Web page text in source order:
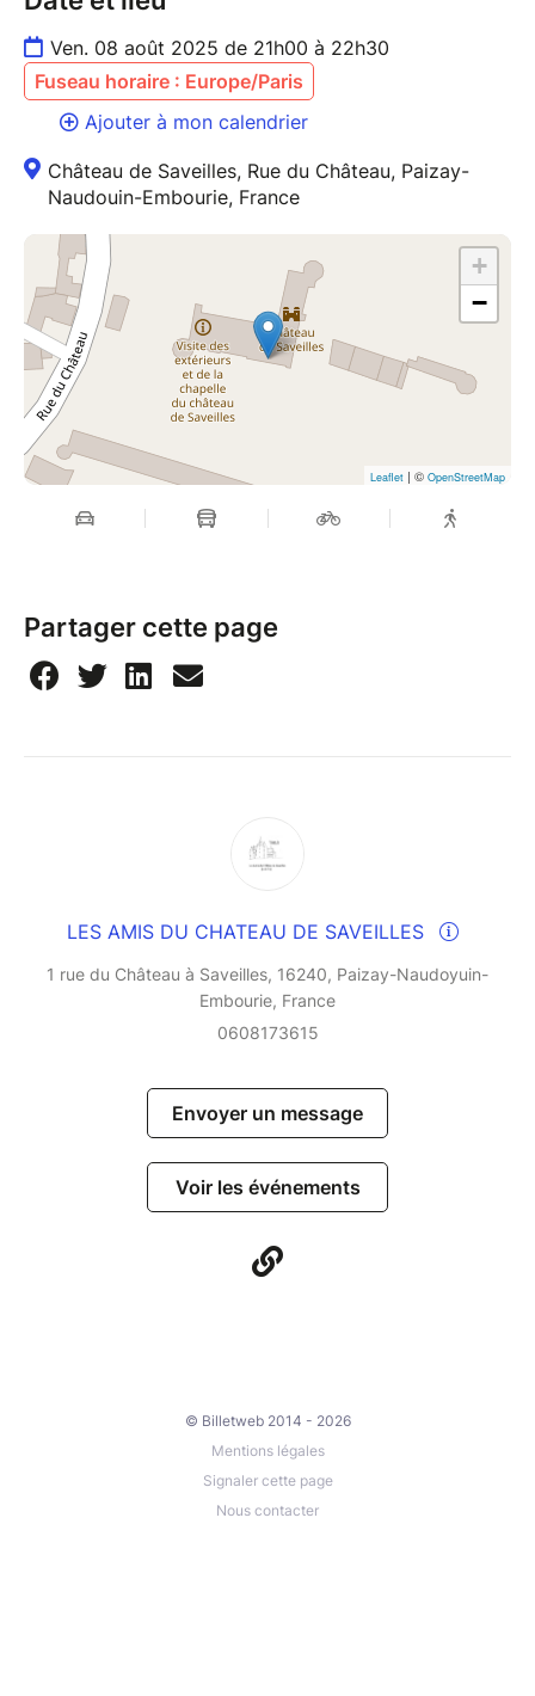
Ven. 08 août 2025 de 21h00 à 22h30
Fuseau horaire : Europe/Paris
Ajouter à mon calendrier
Château de Saveilles, Rue du Château, Paizay-
Naudouin-Embourie, France
+
−
Leaflet | © OpenStreetMap
Partager cette page
LES AMIS DU CHATEAU DE SAVEILLES
1 rue du Château à Saveilles, 16240, Paizay-Naudoyuin-
Embourie, France
0608173615
Envoyer un message
Voir les événements
© Billetweb 2014 - 2026
Mentions légales
Signaler cette page
Nous contacter